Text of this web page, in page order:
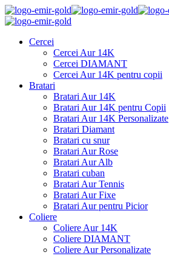
Cercei
Cercei Aur 14K
Cercei DIAMANT
Cercei Aur 14K pentru copii
Bratari
Bratari Aur 14K
Bratari Aur 14K pentru Copii
Bratari Aur 14K Personalizate
Bratari Diamant
Bratari cu snur
Bratari Aur Rose
Bratari Aur Alb
Bratari cuban
Bratari Aur Tennis
Bratari Aur Fixe
Bratari Aur pentru Picior
Coliere
Coliere Aur 14K
Coliere DIAMANT
Coliere Aur Personalizate